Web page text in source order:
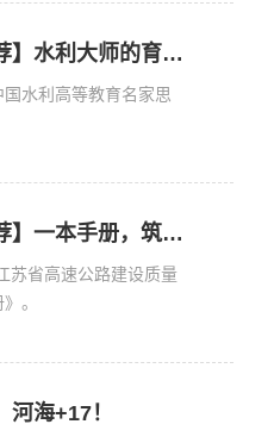
【好书推荐】水利大师的育人初心是什么？这本书藏着答案
水利高等教育名家思
【好书推荐】一本手册，筑牢高速公路建设质量防线
苏省高速公路建设质量
。
河海+17！